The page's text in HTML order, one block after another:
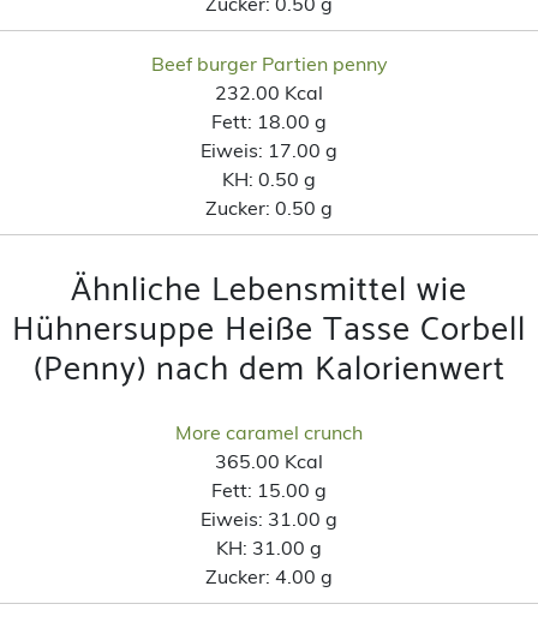
Beef burger Partien penny
232.00 Kcal
Fett: 18.00 g
Eiweis: 17.00 g
KH: 0.50 g
Zucker: 0.50 g
Ähnliche Lebensmittel wie
Hühnersuppe Heiße Tasse Corbell
(Penny) nach dem Kalorienwert
More caramel crunch
365.00 Kcal
Fett: 15.00 g
Eiweis: 31.00 g
KH: 31.00 g
Zucker: 4.00 g